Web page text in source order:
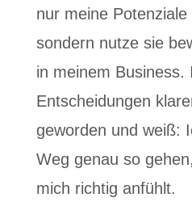
nur meine Potenziale
sondern nutze sie
in meinem Business.
Entscheidungen
geworden und weiß:
Weg genau so
mich richtig anfühlt.